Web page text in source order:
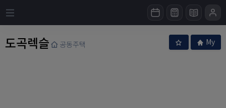
도곡렉슬 공동주택 My